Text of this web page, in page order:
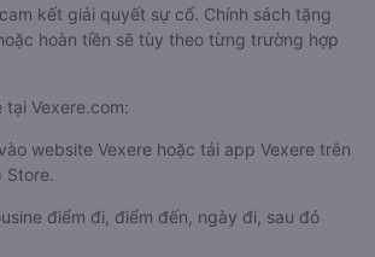
kết giải quyết sự cố. Chính sách tặng
hoàn tiền sẽ tùy theo từng trường hợp
Vexere.com:
website Vexere hoặc tải app Vexere trên
Store.
điểm đi, điểm đến, ngày đi, sau đó